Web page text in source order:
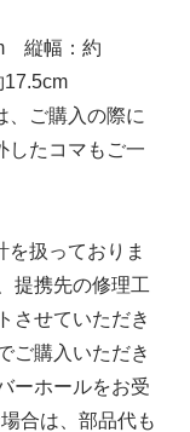
縦幅：約
ご購入の際に
したコマもご一
扱っておりま
提携先の修理工
させていただき
ご購入いただき
ーホールをお受
合は、部品代も